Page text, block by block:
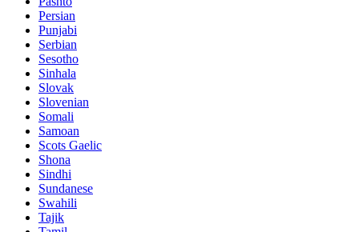
Persian
Punjabi
Serbian
Sesotho
Sinhala
Slovak
Slovenian
Somali
Samoan
Scots Gaelic
Shona
Sindhi
Sundanese
Swahili
Tajik